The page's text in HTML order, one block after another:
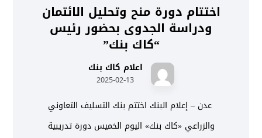
اختتام دورة منح وتحليل الائتمان
ودراسة الجدوى بحضور رئيس
“كاك بنك”
اعلام كاك بنك
2025-02-13
عدن – إعلام البنك اختتم بنك التسليف التعاوني
والزراعي «كاك بنك» اليوم الخميس دورة تدريبية